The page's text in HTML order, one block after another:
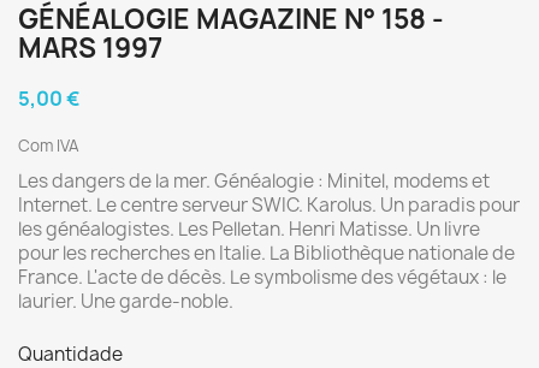
GÉNÉALOGIE MAGAZINE N° 158 -
MARS 1997
5,00 €
Com IVA
Les dangers de la mer. Généalogie : Minitel, modems et
Internet. Le centre serveur SWIC. Karolus. Un paradis pour
les généalogistes. Les Pelletan. Henri Matisse. Un livre
pour les recherches en Italie. La Bibliothèque nationale de
France. L'acte de décès. Le symbolisme des végétaux : le
laurier. Une garde-noble.
Quantidade